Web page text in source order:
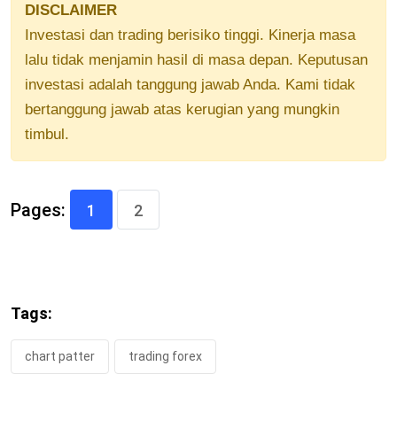
DISCLAIMER
Investasi dan trading berisiko tinggi. Kinerja masa
lalu tidak menjamin hasil di masa depan. Keputusan
investasi adalah tanggung jawab Anda. Kami tidak
bertanggung jawab atas kerugian yang mungkin
timbul.
Pages: 1 2
Tags:
chart patter trading forex